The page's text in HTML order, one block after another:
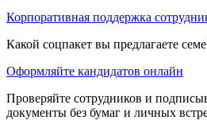
Корпоративная поддержка
Какой соцпакет вы предлагаете
Оформляйте кандидатов онлайн
Проверяйте сотрудников и
документы без бумаг и личных